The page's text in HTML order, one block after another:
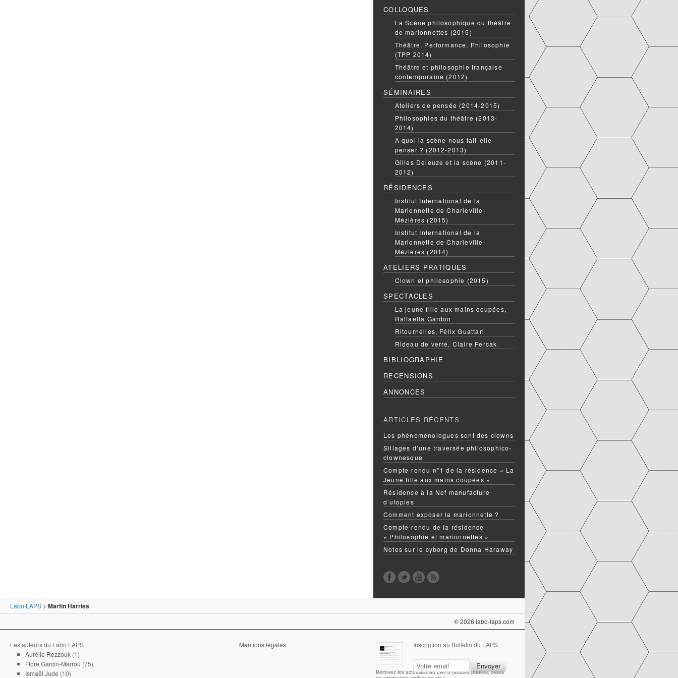
COLLOQUES
La Scène philosophique du théâtre
de marionnettes (2015)
Théâtre, Performance, Philosophie
(TPP 2014)
Théâtre et philosophie française
contemporaine (2012)
SÉMINAIRES
Ateliers de pensée (2014-2015)
Philosophies du théâtre (2013-
2014)
A quoi la scène nous fait-elle
penser ? (2012-2013)
Gilles Deleuze et la scène (2011-
2012)
RÉSIDENCES
Institut International de la
Marionnette de Charleville-
Mézières (2015)
Institut International de la
Marionnette de Charleville-
Mézières (2014)
ATELIERS PRATIQUES
Clown et philosophie (2015)
SPECTACLES
La jeune fille aux mains coupées,
Raffaella Gardon
Ritournelles, Félix Guattari
Rideau de verre, Claire Fercak
BIBLIOGRAPHIE
RECENSIONS
ANNONCES
ARTICLES RÉCENTS
Les phénoménologues sont des clowns
Sillages d’une traversée philosophico-
clownesque
Compte-rendu n°1 de la résidence « La
Jeune fille aux mains coupées »
Résidence à la Nef manufacture
d’utopies
Comment exposer la marionnette ?
Compte-rendu de la résidence
« Philosophie et marionnettes »
Notes sur le cyborg de Donna Haraway
Labo LAPS > Martin Harries
© 2026 labo-laps.com
Les auteurs du Labo LAPS :
Aurélie Rezzouk (1)
Flore Garcin-Marrou (75)
Ismaël Jude (10)
Mentions légales Inscription au Bulletin du LAPS
Recevez les actualités du LAPS (articles publiés, dates